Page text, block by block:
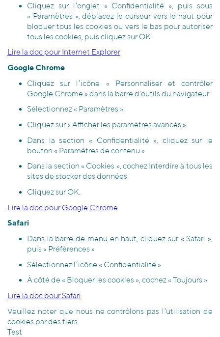
Cliquez sur l’onglet « Confidentialité », puis sous
« Paramètres », déplacez le curseur vers le haut pour
bloquer tous les cookies ou vers le bas pour autoriser
tous les cookies, puis cliquez sur OK.
Lire la doc pour Internet Explorer
Google Chrome
Cliquez sur l’icône « Personnaliser et contrôler
Google Chrome » dans la barre d'outils du navigateur
Sélectionnez « Paramètres »
Cliquez sur « Afficher les paramètres avancés »
Dans la section « Confidentialité », cliquez sur le
bouton « Paramètres de contenu »
Dans la section « Cookies », cochez Interdire à tous les
sites de stocker des données
Cliquez sur OK.
Lire la doc pour Google Chrome
Safari
Dans la barre de menu en haut, cliquez sur « Safari »,
puis « Préférences »
Sélectionnez l’icône « Confidentialité »
À côté de « Bloquer les cookies », cochez « Toujours ».
Lire la doc pour Safari
Veuillez noter que nous ne contrôlons pas l’utilisation de
cookies par des tiers.
Test